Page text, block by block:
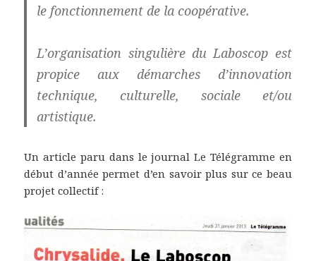
le fonctionnement de la coopérative.
L’organisation singulière du Laboscop est
propice aux démarches d’innovation
technique, culturelle, sociale et/ou
artistique.
Un article paru dans le journal Le Télégramme en
début d’année permet d’en savoir plus sur ce beau
projet collectif :